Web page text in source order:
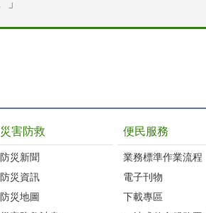
」
災害防救
防災新聞
防災資訊
防災地圖
便民服務
業務標準作業流程‭
電子刊物
下載專區